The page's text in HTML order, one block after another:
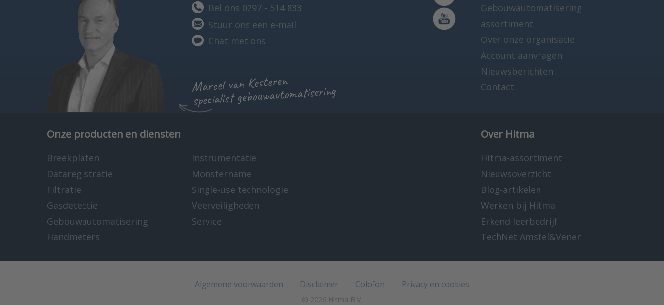
Bel ons 0297 - 514 833
Stuur ons een e-mail
Chat met ons
Marcel van Kesteren
specialist gebouwautomatisering
Gebouwautomatisering
assortiment
Over onze organisatie
Account aanvragen
Nieuwsberichten
Contact
Onze producten en diensten
Breekplaten
Dataregistratie
Filtratie
Gasdetectie
Gebouwautomatisering
Handmeters
Instrumentatie
Monstername
Single-use technologie
Veerveiligheden
Service
Over Hitma
Hitma-assortiment
Nieuwsoverzicht
Blog-artikelen
Werken bij Hitma
Erkend leerbedrijf
TechNet Amstel&Venen
Algemene voorwaarden Disclaimer Colofon Privacy en cookies
© 2026 Hitma B.V.